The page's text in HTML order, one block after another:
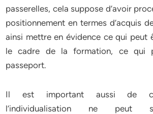
passerelles, cela suppose d’avoir
positionnement en termes d’acquis
ainsi mettre en évidence ce qui peut
le cadre de la formation, ce qui
passeport.
Il est important aussi de
l’individualisation ne peut